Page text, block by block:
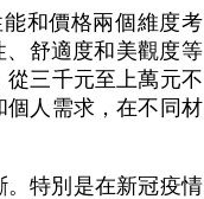
和價格兩個維度考
舒適度和美觀度等
三千元至上萬元不
人需求，在不同材
。特別是在新冠疫情